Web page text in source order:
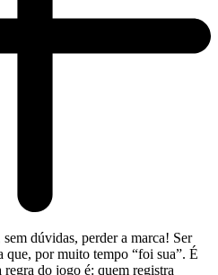
dúvidas, perder a marca! Ser
que, por muito tempo “foi sua”. É
do jogo é: quem registra